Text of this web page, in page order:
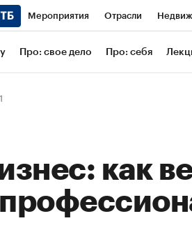
Мероприятия Отрасли
РБК Life
Про: свое дело Про: себя
как